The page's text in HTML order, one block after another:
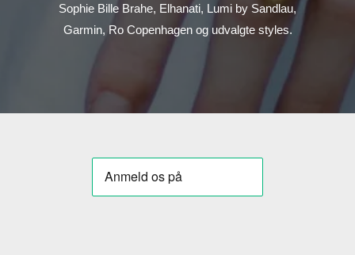
Sophie Bille Brahe, Elhanati, Lumi by Sandlau,
Garmin, Ro Copenhagen og udvalgte styles.